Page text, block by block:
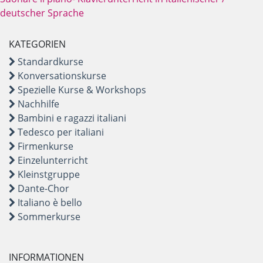
KATEGORIEN
Standardkurse
Konversationskurse
Spezielle Kurse & Workshops
Nachhilfe
Bambini e ragazzi italiani
Tedesco per italiani
Firmenkurse
Einzelunterricht
Kleinstgruppe
Dante-Chor
Italiano è bello
Sommerkurse
INFORMATIONEN
deutscher Sprache